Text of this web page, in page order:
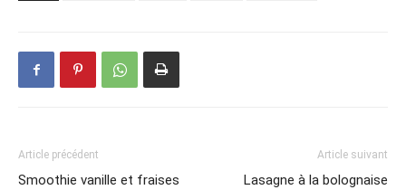
Article précédent
Smoothie vanille et fraises
Article suivant
Lasagne à la bolognaise